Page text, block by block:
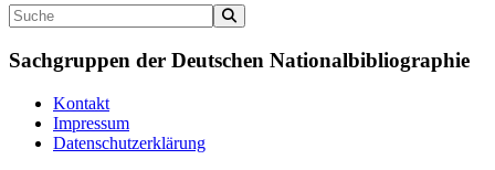
Sachgruppen der Deutschen Nationalbibliographie
Kontakt
Impressum
Datenschutzerklärung